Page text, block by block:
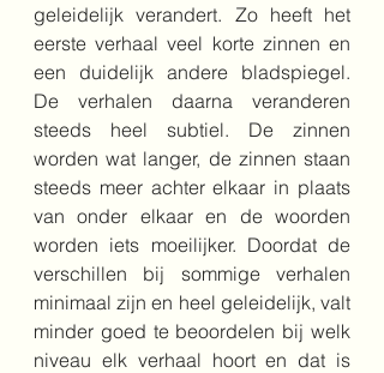
geleidelijk verandert. Zo heeft het
eerste verhaal veel korte zinnen en
een duidelijk andere bladspiegel.
De verhalen daarna veranderen
steeds heel subtiel. De zinnen
worden wat langer, de zinnen staan
steeds meer achter elkaar in plaats
van onder elkaar en de woorden
worden iets moeilijker. Doordat de
verschillen bij sommige verhalen
minimaal zijn en heel geleidelijk, valt
minder goed te beoordelen bij welk
niveau elk verhaal hoort en dat is